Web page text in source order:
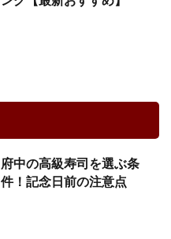
府中の高級寿司を選ぶ条
件！記念日前の注意点